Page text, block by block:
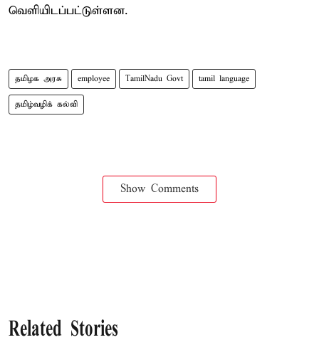
வெளியிடப்பட்டுள்ளன.
தமிழக அரசு employee TamilNadu Govt tamil language
தமிழ்வழிக் கல்வி
Show Comments
Related Stories